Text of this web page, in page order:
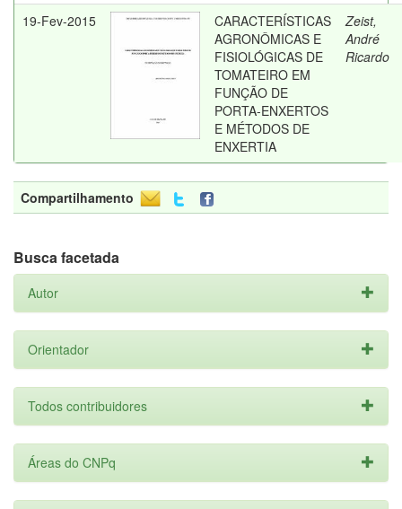
19-Fev-2015
CARACTERÍSTICAS
AGRONÔMICAS E
FISIOLÓGICAS DE
TOMATEIRO EM
FUNÇÃO DE
PORTA-ENXERTOS
E MÉTODOS DE
ENXERTIA
Zeist,
André
Ricardo
Compartilhamento
Busca facetada
Autor
Orientador
Todos contribuidores
Áreas do CNPq